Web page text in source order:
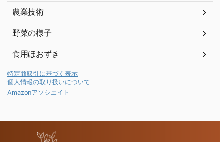
農業技術
野菜の様子
食用ほおずき
特定商取引に基づく表示
個人情報の取り扱いについて
Amazonアソシエイト